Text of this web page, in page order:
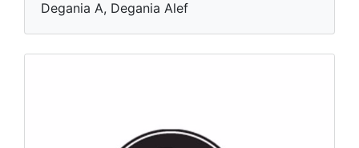
Degania A, Degania Alef